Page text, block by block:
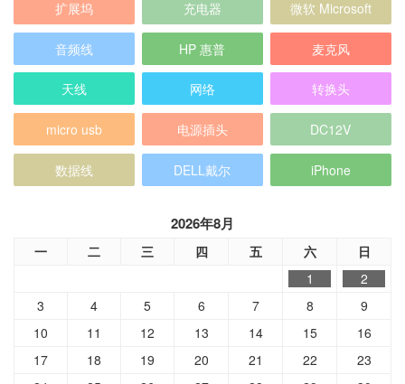
扩展坞 充电器 微软 Microsoft
音频线 HP 惠普 麦克风
天线 网络 转换头
micro usb 电源插头 DC12V
数据线 DELL戴尔 iPhone
2026年8月
一 二 三 四 五 六 日
1
2
3
4 5 6 7 8
9
10
11 12 13 14 15
16
17
18 19 20 21 22
23